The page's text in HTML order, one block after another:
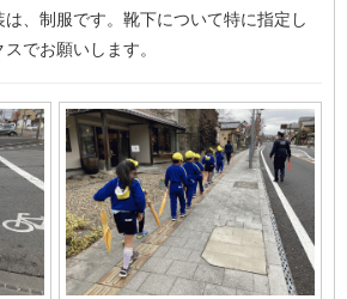
、制服です。靴下について特に指定し
でお願いします。